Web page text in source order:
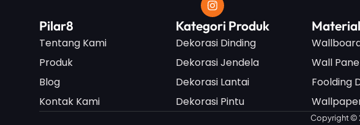
Pilar8
Tentang Kami
Produk
Blog
Kontak Kami
Kategori Produk
Dekorasi Dinding
Dekorasi Jendela
Dekorasi Lantai
Dekorasi Pintu
Wall
Foolding
Copyright ©